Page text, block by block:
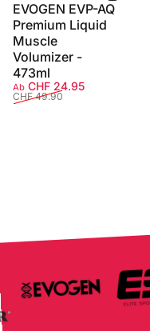
EVOGEN EVP-AQ
Premium Liquid
Muscle
Volumizer -
473ml
Verkaufspreis
Ab CHF 24.95
Normaler Preis
CHF 49.90